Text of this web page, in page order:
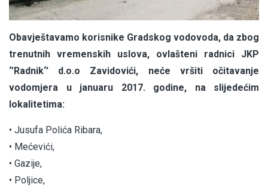
Obavještavamo korisnike Gradskog vodovoda, da zbog
trenutnih vremenskih uslova, ovlašteni radnici JKP
‘’Radnik‘’ d.o.o Zavidovići, neće vršiti očitavanje
vodomjera u januaru 2017. godine, na slijedećim
lokalitetima:
• Jusufa Polića Ribara,
• Mećevići,
• Gazije,
• Poljice,